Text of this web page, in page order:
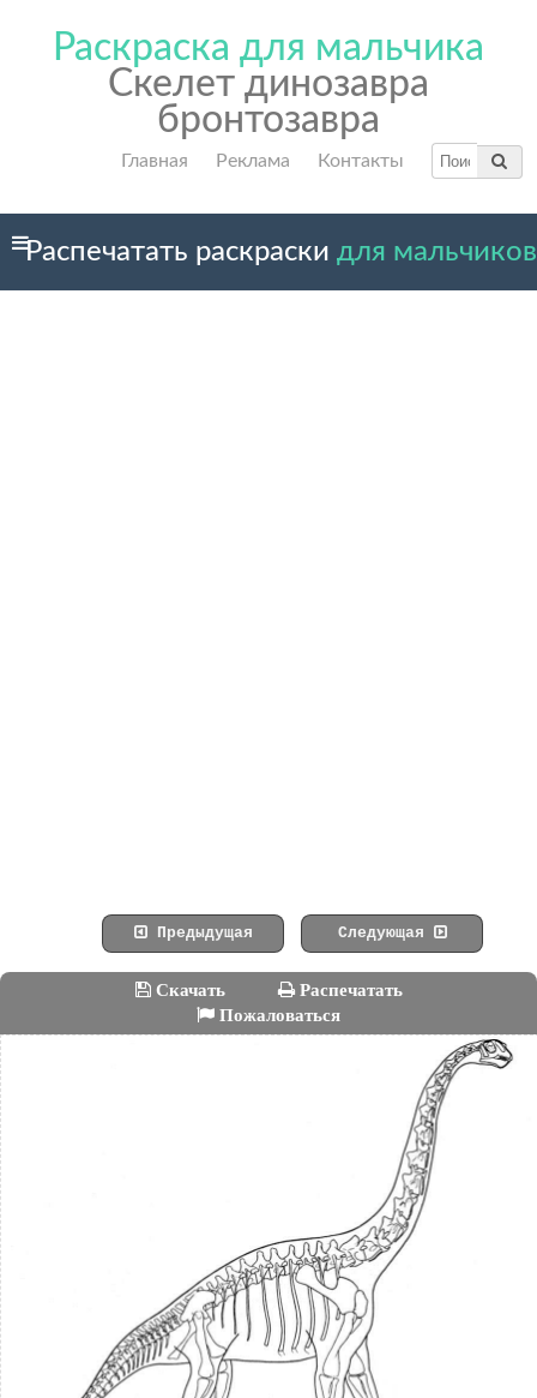
Раскраска для мальчика
Скелет динозавра
бронтозавра
Главная Реклама Контакты
Распечатать раскраски для мальчиков
Предыдущая Следующая
Скачать
Распечатать
Пожаловаться